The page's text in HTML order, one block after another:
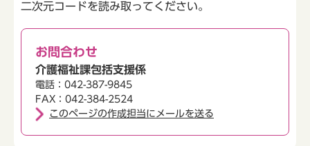
二次元コードを読み取ってください。
お問合わせ
介護福祉課包括支援係
電話：042-387-9845
FAX：042-384-2524
このページの作成担当にメールを送る